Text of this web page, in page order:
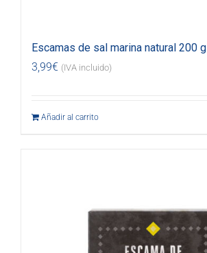
Escamas de sal marina natural 200 g
3,99€ (IVA incluido)
Añadir al carrito